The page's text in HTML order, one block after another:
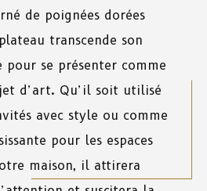
de poignées dorées
transcende son
se présenter comme
d’art. Qu’il soit utilisé
avec style ou comme
pour les espaces
maison, il attirera